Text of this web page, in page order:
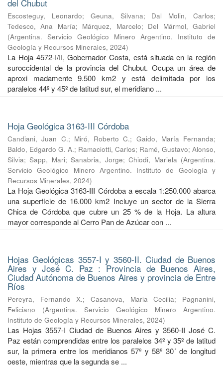
del Chubut
Escosteguy, Leonardo; Geuna, Silvana; Dal Molin, Carlos;
Tedesco, Ana María; Márquez, Marcelo; Del Mármol, Gabriel
(Argentina. Servicio Geológico Minero Argentino. Instituto de
Geología y Recursos Minerales, 2024)
La Hoja 4572-I/II, Gobernador Costa, está situada en la región
suroccidental de la provincia del Chubut. Ocupa un área de
aproxi madamente 9.500 km2 y está delimitada por los
paralelos 44º y 45º de latitud sur, el meridiano ...
Hoja Geológica 3163-III Córdoba
Candiani, Juan C.; Miró, Roberto C.; Gaido, María Fernanda;
Baldo, Edgardo G. A.; Ramaciotti, Carlos; Ramé, Gustavo; Alonso,
Silvia;Sapp, Mari;Sanabria, Jorge;Chiodi, Mariela (Argentina.
Servicio Geológico Minero Argentino. Instituto de Geología y
Recursos Minerales, 2024)
La Hoja Geológica 3163-III Córdoba a escala 1:250.000 abarca
una superficie de 16.000 km2 Incluye un sector de la Sierra
Chica de Córdoba que cubre un 25 % de la Hoja. La altura
mayor corresponde al Cerro Pan de Azúcar con ...
Hojas Geológicas 3557-I y 3560-II. Ciudad de Buenos
Aires y José C. Paz : Provincia de Buenos Aires,
Ciudad Autónoma de Buenos Aires y provincia de Entre
Ríos
Pereyra, Fernando X.;Casanova, Maria Cecilia; Pagnanini,
Feliciano
(Argentina. Servicio Geológico Minero Argentino.
Instituto de Geología y Recursos Minerales, 2024)
Las Hojas 3557-I Ciudad de Buenos Aires y 3560-II José C.
Paz están comprendidas entre los paralelos 34º y 35º de latitud
sur, la primera entre los meridianos 57º y 58º 30´ de longitud
oeste, mientras que la segunda se ...